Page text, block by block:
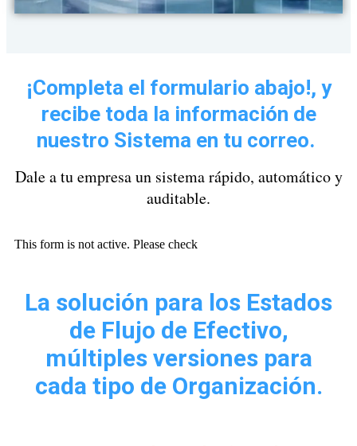
¡Completa el formulario abajo!, y
recibe toda la información de
nuestro Sistema en tu correo.
Dale a tu empresa un sistema rápido, automático y
auditable.
This form is not active. Please check
La solución para los Estados
de Flujo de Efectivo,
múltiples versiones para
cada tipo de Organización.